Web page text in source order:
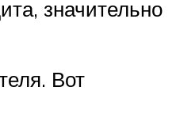
значительно
Вот